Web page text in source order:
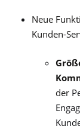
Neue
Kunden-
der